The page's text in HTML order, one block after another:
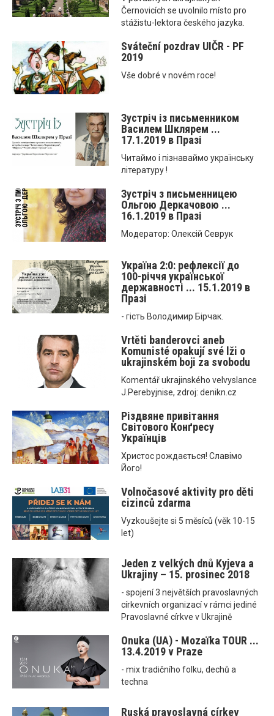
Černovicích se uvolnilo místo pro
stážistu-lektora českého jazyka.
Sváteční pozdrav UIČR - PF
2019
Vše dobré v novém roce!
Зустріч із письменником
Василем Шклярем ...
17.1.2019 в Празі
Читаймо і пізнаваймо українську
літературу !
Зустріч з письменницею
Ольгою Деркачовою ...
16.1.2019 в Празі
Модератор: Олексій Севрук
Україна 2:0: рефлексії до
100-річчя української
державності ... 15.1.2019 в
Празі
- гість Володимир Бірчак.
Vrtěti banderovci aneb
Komunisté opakují své lži o
ukrajinském boji za svobodu
Komentář ukrajinského velvyslance
J.Perebyjnise, zdroj: denikn.cz
Різдвяне привітання
Світового Конґресу
Українців
Христос рождається! Славімо
Його!
Volnočasové aktivity pro děti
cizinců zdarma
Vyzkoušejte si 5 měsíců (věk 10-15
let)
Jeden z velkých dnů Kyjeva a
Ukrajiny – 15. prosinec 2018
- spojení 3 největších pravoslavných
církevních organizací v rámci jediné
Pravoslavné církve v Ukrajině
Onuka (UA) - Mozaїka TOUR ...
13.4.2019 v Praze
- mix tradičního folku, dechů a
techna
Ruská pravoslavná církev